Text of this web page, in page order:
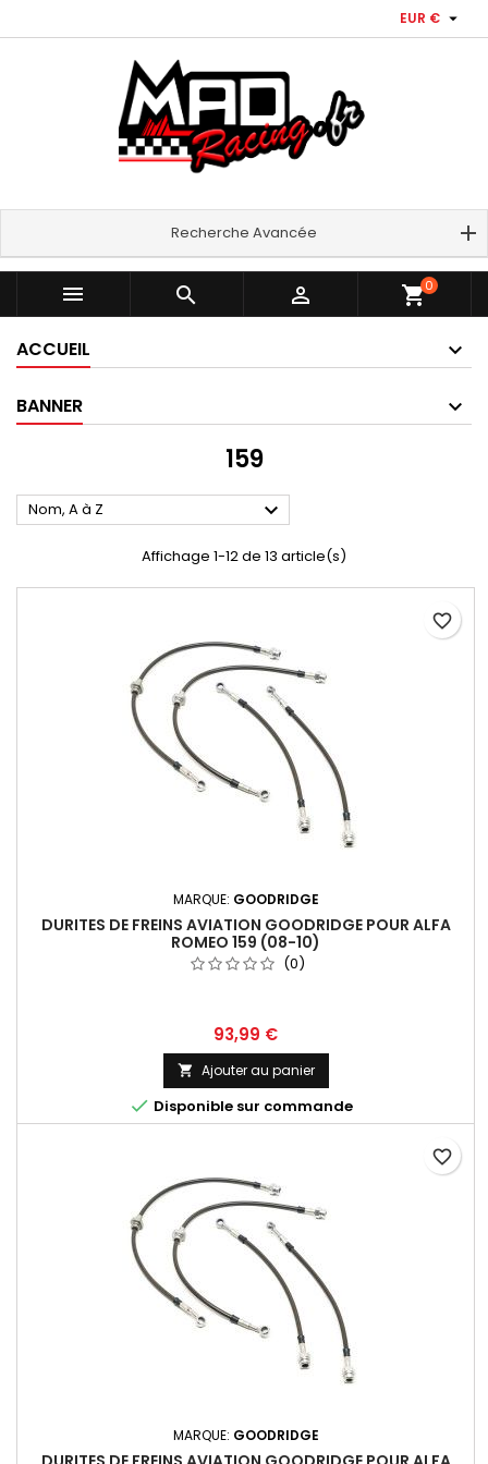
EUR € 
Recherche Avancée
   shopping_cart0
ACCUEIL
BANNER
159
Nom, A à Z 
Affichage 1-12 de 13 article(s)
MARQUE: GOODRIDGE
DURITES DE FREINS AVIATION GOODRIDGE POUR ALFA
ROMEO 159 (08-10)
(0)
Prix
93,99 €
 Ajouter au panier
 Disponible sur commande
favorite_border
MARQUE: GOODRIDGE
favorite_border